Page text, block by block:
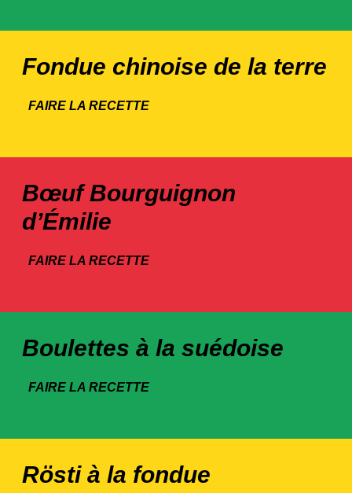
Fondue chinoise de la terre
FAIRE LA RECETTE
Bœuf Bourguignon
d’Émilie
FAIRE LA RECETTE
Boulettes à la suédoise
FAIRE LA RECETTE
Rösti à la fondue